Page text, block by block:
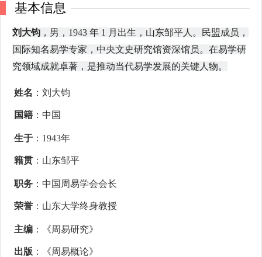
基本信息
刘大钧 ，男，1943 年 1 月出生，山东邹平人。民盟成员，
国际知名易学专家，中央文史研究馆资深馆员。在易学研
究领域成就卓著，是推动当代易学发展的关键人物。
姓名 ：刘大钧
国籍 ：中国
生于 ：1943年
籍贯 ：山东邹平
职务 ：中国周易学会会长
荣誉 ：山东大学终身教授
主编 ：《周易研究》
出版 ：《周易概论》